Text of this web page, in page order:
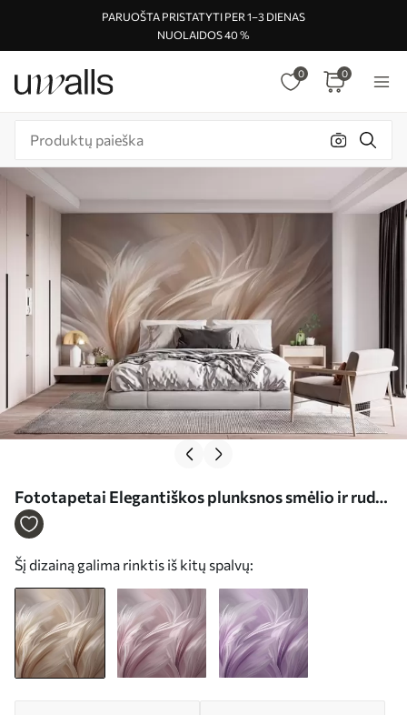
PARUOŠTA PRISTATYTI PER 1–3 DIENAS
NUOLAIDOS 40 %
0 0
Fototapetai Elegantiškos plunksnos smėlio ir rudos
spalvų atspalviais Nr. w05658
Šį dizainą galima rinktis iš kitų spalvų: